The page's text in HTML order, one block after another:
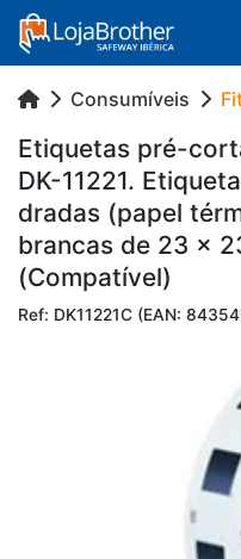
Consumíveis
Eti­quetas pré-
DK-11221.
dradas (papel
brancas de 23 x
(Com­pa­tível)
Ref: DK11221C (EAN: